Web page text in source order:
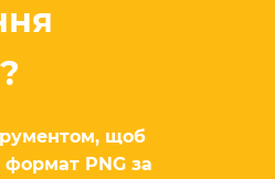
щоб
PNG за